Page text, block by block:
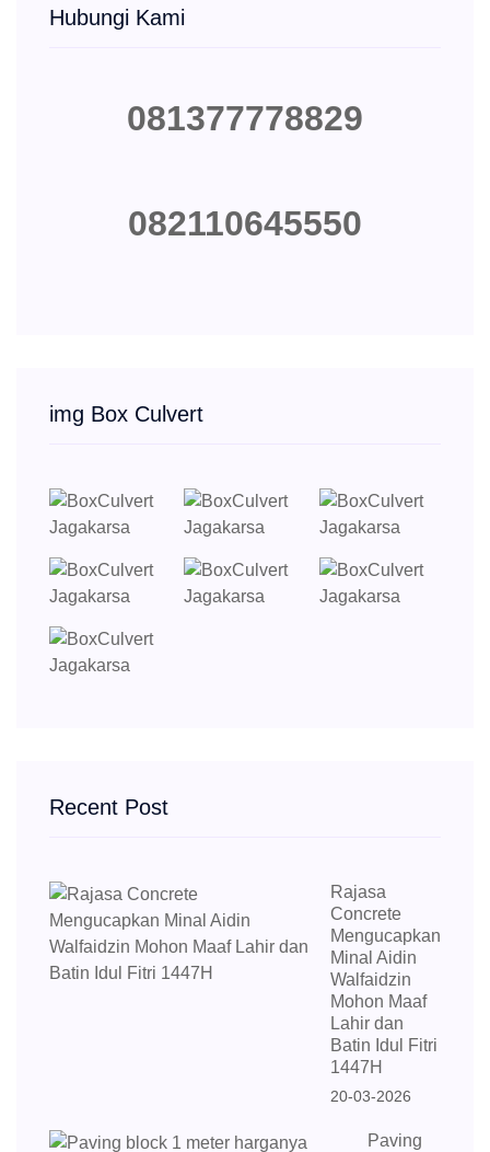
Hubungi Kami
081377778829
082110645550
img Box Culvert
Recent Post
Rajasa
Concrete
Mengucapkan
Minal Aidin
Walfaidzin
Mohon Maaf
Lahir dan
Batin Idul Fitri
1447H
20-03-2026
Paving